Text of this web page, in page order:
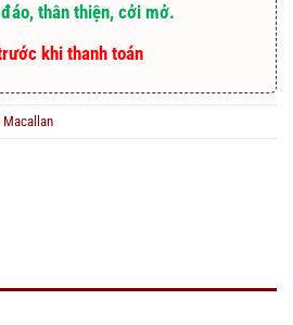
thân thiện, cởi mở.
khi thanh toán
Macallan